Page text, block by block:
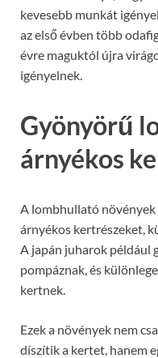
kevesebb munkát
az első évben több
évre maguktól újra
igényelnek.
Gyönyörű
árnyékos
A lombhullató növények
árnyékos kertrészeket,
A japán juharok például
pompáznak, és
kertnek.
Ezek a növények nem
díszítik a kertet, hanem